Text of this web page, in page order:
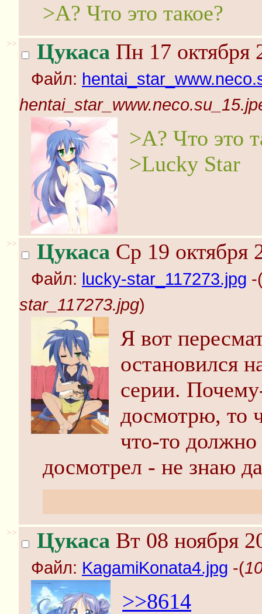
>А? Что это такое?
>> Цукаса Пн 17 октября
Файл:
>А? Что это
>Lucky Star
>> Цукаса Ср 19 октября
Файл: lucky-star_117273.jpg -
star_117273.jpg)
Я вот
остановился
серии.
досмотрю, то
что-то
досмотрел - не знаю
>> Цукаса Вт 08 ноября
Файл: KagamiKonata4.jpg -(
>>8614